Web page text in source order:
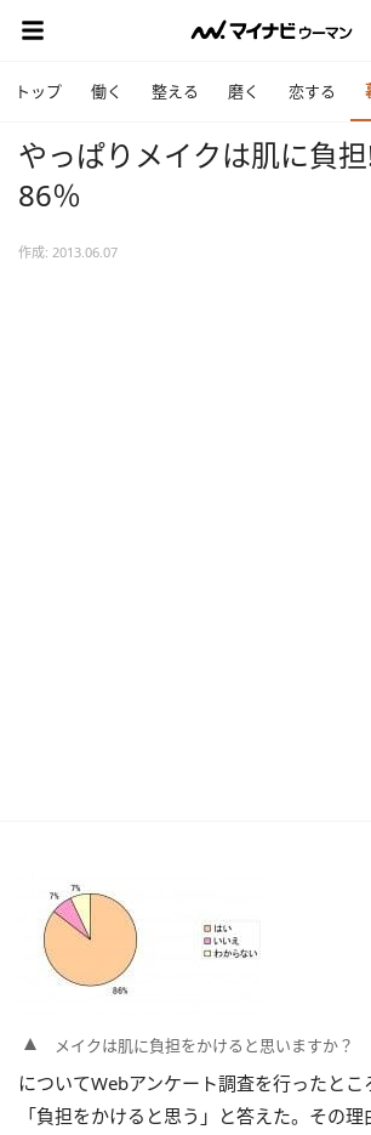
トップ 働く 整える 磨く 恋する
やっぱりメイクは肌に負
86％
作成: 2013.06.07
メイクは肌に負担をかけると思いますか？
についてWebアンケート調査を行ったと
「負担をかけると思う」と答えた。その